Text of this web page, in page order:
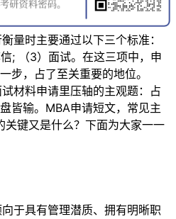
量时主要通过以下三个标准：
; （3）面试。在这三项中，申
步，占了至关重要的地位。
料申请里压轴的主观题：占
皆输。MBA申请短文，常见主
关键又是什么？下面为大家一一
具有管理潜质、拥有明晰职